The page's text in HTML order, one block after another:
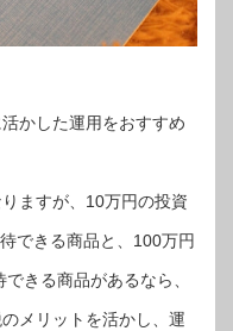
かした運用をおすすめ
ますが、10万円の投資
できる商品と、100万円
きる商品があるなら、
メリットを活かし、運